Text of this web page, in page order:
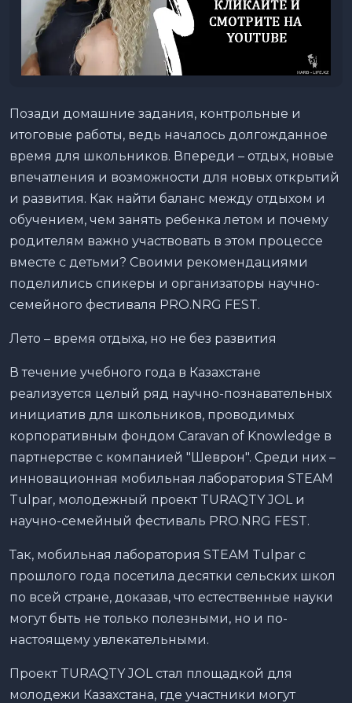
Позади домашние задания, контрольные и
итоговые работы, ведь началось долгожданное
время для школьников. Впереди – отдых, новые
впечатления и возможности для новых открытий
и развития. Как найти баланс между отдыхом и
обучением, чем занять ребенка летом и почему
родителям важно участвовать в этом процессе
вместе с детьми? Своими рекомендациями
поделились спикеры и организаторы научно-
семейного фестиваля PRO.NRG FEST.
Лето – время отдыха, но не без развития
В течение учебного года в Казахстане
реализуется целый ряд научно-познавательных
инициатив для школьников, проводимых
корпоративным фондом Caravan of Knowledge в
партнерстве с компанией "Шеврон". Среди них –
инновационная мобильная лаборатория STEAM
Tulpar, молодежный проект TURAQTY JOL и
научно-семейный фестиваль PRO.NRG FEST.
Так, мобильная лаборатория STEAM Tulpar с
прошлого года посетила десятки сельских школ
по всей стране, доказав, что естественные науки
могут быть не только полезными, но и по-
настоящему увлекательными.
Проект TURAQTY JOL стал площадкой для
молодежи Казахстана, где участники могут